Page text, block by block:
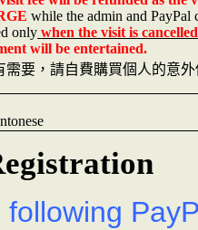
while the admin and
only when the visit is cancelled
will be entertained.
需要，請自費購買個人的意